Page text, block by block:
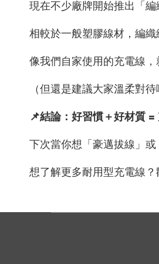
現在不少廠牌開始推出「編
相較於一般塑膠線材，編
像我們自家使用的充電線
（但還是建議大家溫柔對待
📌結論：好習慣＋好材質 =
下次當你想「豪邁拔線」
想了解更多耐用型充電線